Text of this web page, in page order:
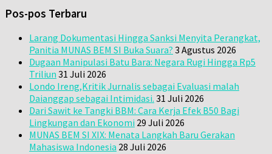
Pos-pos Terbaru
Larang Dokumentasi Hingga Sanksi Menyita Perangkat,
Panitia MUNAS BEM SI Buka Suara? 3 Agustus 2026
Dugaan Manipulasi Batu Bara: Negara Rugi Hingga Rp5
Triliun 31 Juli 2026
Londo Ireng,Kritik Jurnalis sebagai Evaluasi malah
Daianggap sebagai Intimidasi. 31 Juli 2026
Dari Sawit ke Tangki BBM: Cara Kerja Efek B50 Bagi
Lingkungan dan Ekonomi 29 Juli 2026
MUNAS BEM SI XIX: Menata Langkah Baru Gerakan
Mahasiswa Indonesia 28 Juli 2026